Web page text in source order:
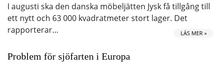
I augusti ska den danska möbeljätten Jysk få tillgång till
ett nytt och 63 000 kvadratmeter stort lager. Det
rapporterar…
LÄS MER »
Problem för sjöfarten i Europa